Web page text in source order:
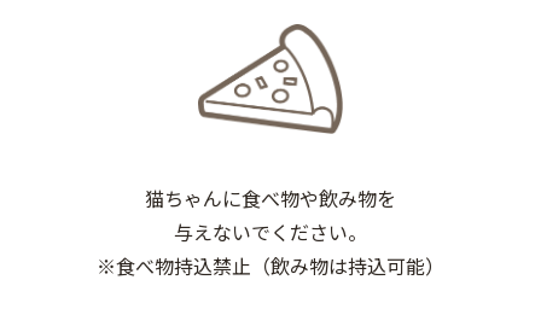
猫ちゃんに食べ物や飲み物を
与えないでください。
※食べ物持込禁止（飲み物は持込可能）